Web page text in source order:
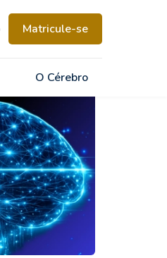
Matricule-se
O Cérebro